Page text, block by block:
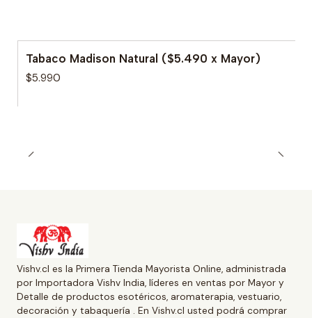
Tabaco Madison Natural ($5.490 x Mayor)
$5.990
Vishv.cl es la Primera Tienda Mayorista Online, administrada
por Importadora Vishv India, líderes en ventas por Mayor y
Detalle de productos esotéricos, aromaterapia, vestuario,
decoración y tabaquería . En Vishv.cl usted podrá comprar